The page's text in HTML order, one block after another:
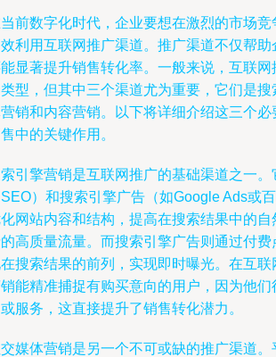
前数字化时代，企业要想在激烈的市场
利用互联网推广渠道。推广渠道不仅帮
显著提升销售转化率。一般来说，互联
型，但其中三个渠道尤为重要，它们是
销和内容营销。以下将详细介绍这三个
中的关键作用。
引擎营销是互联网推广的基础渠道之一
）和搜索引擎广告（如Google Ads或
网站内容和结构，提高在搜索结果中的
高质量流量。而搜索引擎广告则通过付
搜索结果的前列，实现即时曝光。在互
能精准捕捉有购买意向的用户，因为他
服务，这直接提升了销售转化潜力。
媒体营销是另一个不可或缺的推广渠道